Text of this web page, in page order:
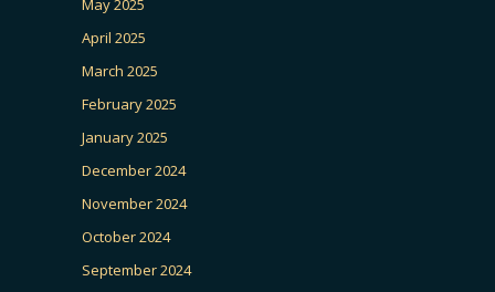
May 2025
April 2025
March 2025
February 2025
January 2025
December 2024
November 2024
October 2024
September 2024